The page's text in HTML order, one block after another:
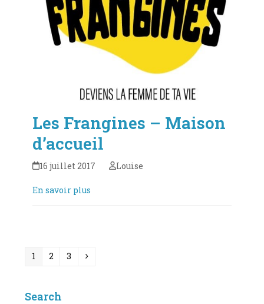
Les Frangines – Maison
d’accueil
16 juillet 2017 Louise
En savoir plus
Page
1 Page
2 Page
3 Suivant
Search